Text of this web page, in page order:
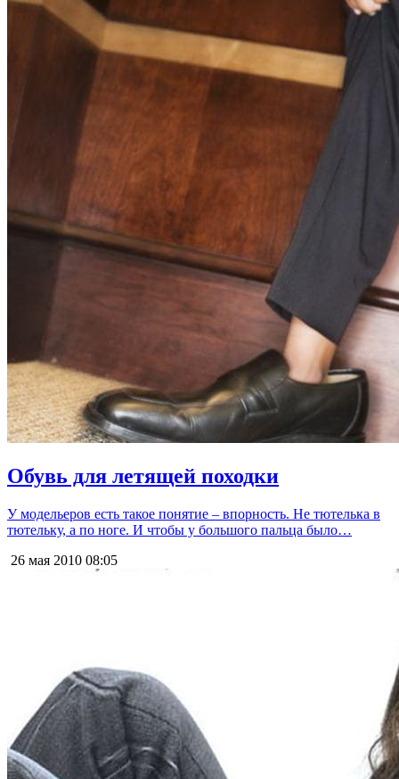
Обувь для летящей походки
У модельеров есть такое понятие – впорность. Не тютелька в
тютельку, а по ноге. И чтобы у большого пальца было…
26 мая 2010 08:05